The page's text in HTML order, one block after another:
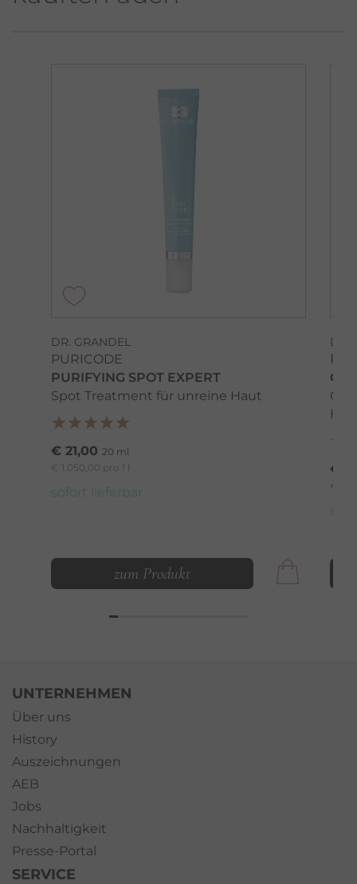
DR. GRANDEL
PURICODE
PURIFYING SPOT EXPERT
Spot Treatment für unreine Haut
€ 21,00 20 ml
€ 1.050,00 pro 1 l
sofort lieferbar
zum Produkt
DR.
€
€
UNTERNEHMEN
Über uns
History
Auszeichnungen
AEB
Jobs
Nachhaltigkeit
Presse-Portal
SERVICE